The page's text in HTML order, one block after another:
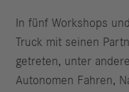
In fünf Workshops
Truck mit seinen
getreten, unter
Autonomen Fahren,